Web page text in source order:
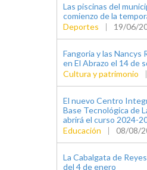
Las piscinas del
comienzo de la
Deportes
| 19/06/
Fangoria y las Nancys
en El Abrazo el 14 de
Cultura y patrimonio
|
El nuevo Centro
Base Tecnológica de
abrirá el curso 2024-
Educación
| 08/08/
La Cabalgata de
del 4 de enero